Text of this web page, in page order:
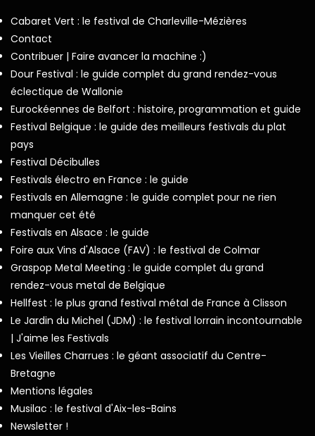
Cabaret Vert : le festival de Charleville-Mézières
Contact
Contribuer | Faire avancer la machine :)
Dour Festival : le guide complet du grand rendez-vous
éclectique de Wallonie
Eurockéennes de Belfort : histoire, programmation et guide
Festival Belgique : le guide des meilleurs festivals du plat
pays
Festival Décibulles
Festivals électro en France : le guide
Festivals en Allemagne : le guide complet pour ne rien
manquer cet été
Festivals en Alsace : le guide
Foire aux Vins d'Alsace (FAV) : le festival de Colmar
Graspop Metal Meeting : le guide complet du grand
rendez-vous metal de Belgique
Hellfest : le plus grand festival métal de France à Clisson
Le Jardin du Michel (JDM) : le festival lorrain incontournable
| J'aime les Festivals
Les Vieilles Charrues : le géant associatif du Centre-
Bretagne
Mentions légales
Musilac : le festival d'Aix-les-Bains
Newsletter !